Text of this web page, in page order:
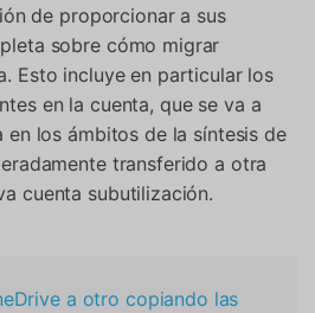
de proporcionar a sus
sobre cómo migrar
Esto incluye en particular los
en la cuenta, que se va a
en los ámbitos de la síntesis de
transferido a otra
cuenta subutilización.
a otro copiando las